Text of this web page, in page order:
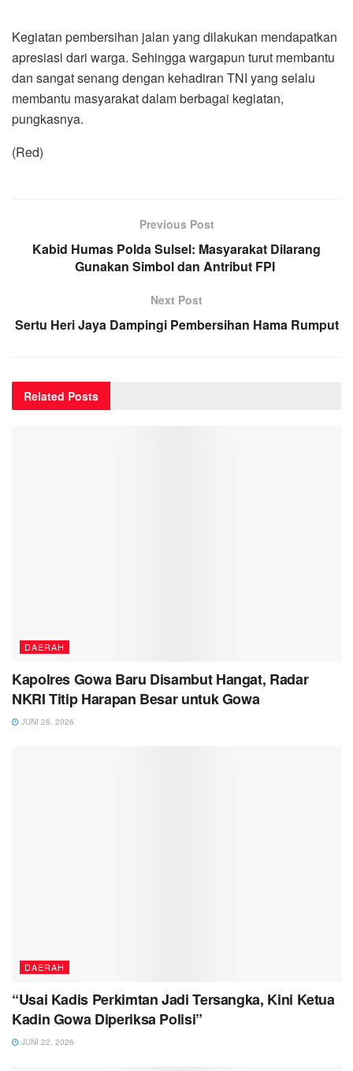
Kegiatan pembersihan jalan yang dilakukan mendapatkan
apresiasi dari warga. Sehingga wargapun turut membantu
dan sangat senang dengan kehadiran TNI yang selalu
membantu masyarakat dalam berbagai kegiatan,
pungkasnya.
(Red)
Previous Post
Kabid Humas Polda Sulsel: Masyarakat Dilarang
Gunakan Simbol dan Antribut FPI
Next Post
Sertu Heri Jaya Dampingi Pembersihan Hama Rumput
Related Posts
DAERAH
Kapolres Gowa Baru Disambut Hangat, Radar
NKRI Titip Harapan Besar untuk Gowa
JUNI 28, 2026
DAERAH
“Usai Kadis Perkimtan Jadi Tersangka, Kini Ketua
Kadin Gowa Diperiksa Polisi”
JUNI 22, 2026